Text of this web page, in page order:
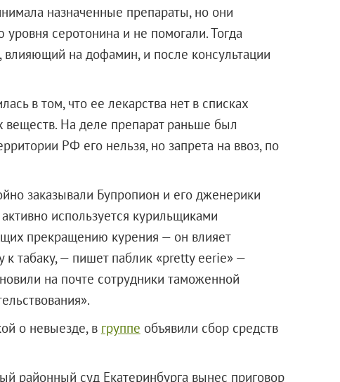
назначенные препараты, но они
серотонина и не помогали. Тогда
на дофамин, и после консультации
в том, что ее лекарства нет в списках
На деле препарат раньше был
РФ его нельзя, но запрета на ввоз, по
заказывали Бупропион и его дженерики
используется курильщиками
прекращению курения — он влияет
к табаку, — пишет паблик «pretty eerie» —
на почте сотрудники таможенной
о невыезде, в группе объявили сбор средств
районный суд Екатеринбурга вынес приговор